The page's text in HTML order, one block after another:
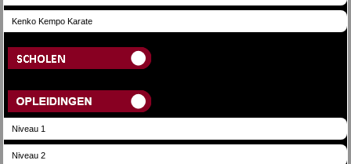
Kenko Kempo Karate
Niveau 1
Niveau 2